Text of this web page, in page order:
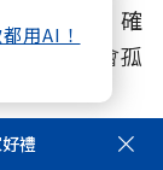
用AI！
訴的對象，確
來臨時不會孤
禮